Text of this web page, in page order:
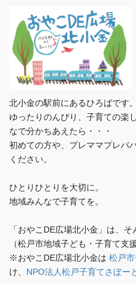
北小金の駅前にあるひろばです。
ゆったりのんびり、子育ての楽
なで分かちあえたら・・・
初めての方や、プレママプレパ
ください。
ひとりひとりを大切に。
地域みんなで子育てを。
「おやこDE広場北小金」は、
（松戸市地域子ども・子育て支
※おやこDE広場北小金は 松戸
け、 NPO法人松戸子育てさぽー